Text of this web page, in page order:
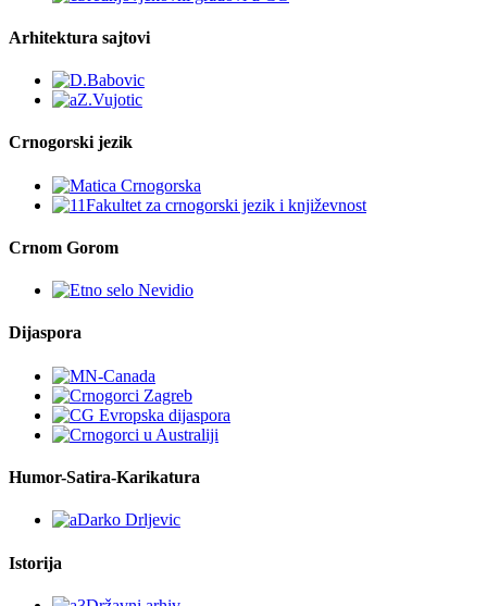
Arhitektura sajtovi
Crnogorski jezik
Crnom Gorom
Dijaspora
Humor-Satira-Karikatura
Istorija